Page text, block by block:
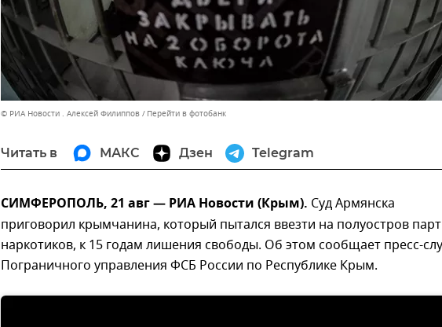
© РИА Новости . Алексей Филиппов Перейти в фотобанк
Читать в МАКС Дзен Telegram
СИМФЕРОПОЛЬ, 21 авг — РИА Новости (Крым). Суд Армянска
приговорил крымчанина, который пытался ввезти на полуостров
наркотиков, к 15 годам лишения свободы. Об этом сообщает пресс-
Пограничного управления ФСБ России по Республике Крым.